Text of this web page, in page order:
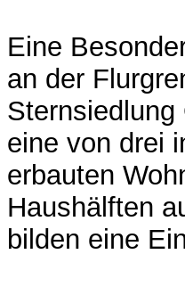
Eine
an der
eine von drei
erbauten
Haushälften
bilden eine